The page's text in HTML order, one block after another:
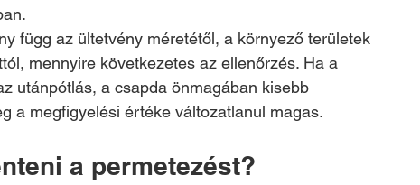
függ az ültetvény méretétől, a környező területek
mennyire következetes az ellenőrzés. Ha a
utánpótlás, a csapda önmagában kisebb
a megfigyelési értéke változatlanul magas.
a permetezést?